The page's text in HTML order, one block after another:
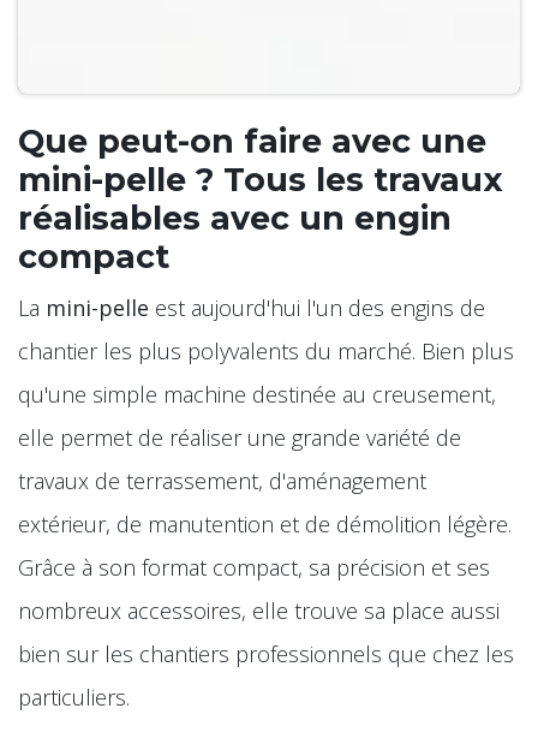
Que peut-on faire avec une
mini-pelle ? Tous les travaux
réalisables avec un engin
compact
La mini-pelle est aujourd'hui l'un des engins de
chantier les plus polyvalents du marché. Bien plus
qu'une simple machine destinée au creusement,
elle permet de réaliser une grande variété de
travaux de terrassement, d'aménagement
extérieur, de manutention et de démolition légère.
Grâce à son format compact, sa précision et ses
nombreux accessoires, elle trouve sa place aussi
bien sur les chantiers professionnels que chez les
particuliers.